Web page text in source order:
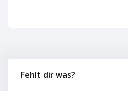
Fehlt dir was?